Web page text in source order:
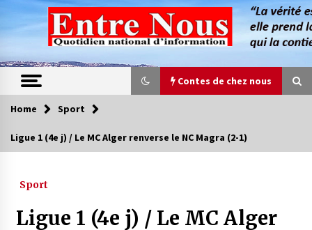
content
Contes de chez nous
Contes de chez nous
Magie de sorcier
Home Sport
Ligue 1 (4e j) / Le MC Alger renverse le NC Magra (2-1)
Sport
Ligue 1 (4e j) / Le MC Alger